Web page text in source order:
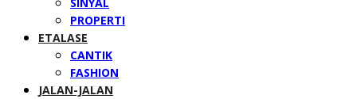
SINYAL
PROPERTI
ETALASE
CANTIK
FASHION
JALAN-JALAN